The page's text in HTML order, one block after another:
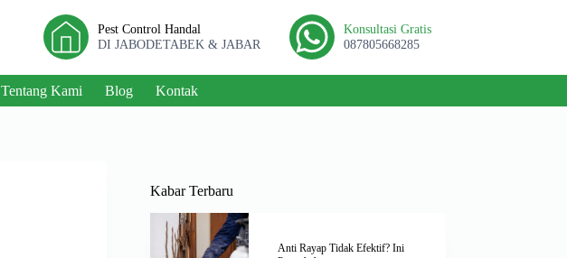
Pest Control Handal
DI JABODETABEK & JABAR
Konsultasi Gratis
087805668285
Tentang Kami Blog Kontak
Kabar Terbaru
Anti Rayap Tidak Efektif? Ini